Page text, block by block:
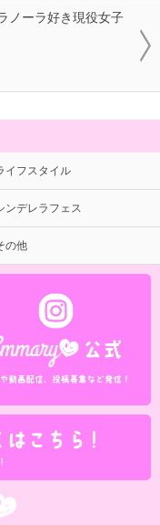
ノーラ好き現役女子
イフスタイル
ンデレラフェス
の他